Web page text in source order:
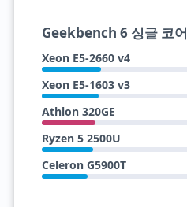
Geekbench 6 싱글 코어
Xeon E5-2660 v4
Xeon E5-1603 v3
Athlon 320GE
Ryzen 5 2500U
Celeron G5900T